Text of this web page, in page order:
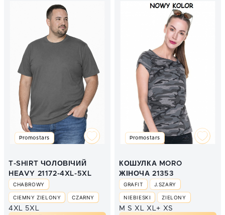
Promostars
T-SHIRT ЧОЛОВІЧИЙ
HEAVY 21172-4XL-5XL
CHABROWY
CIEMNY ZIELONY CZARNY
CZERWONY
4XL 5XL
Promostars
КОШУЛКА MORO
ЖІНОЧА 21353
GRAFIT J.SZARY
NIEBIESKI ZIELONY
M S XL XL+ XS